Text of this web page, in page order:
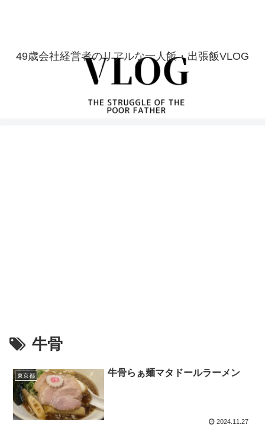
49歳会社経営者のリアルな一人飯・出張飯VLOG
牛骨
東京都 牛骨らぁ麺マタドールラーメン
2024.11.27